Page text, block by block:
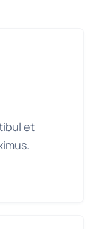
et